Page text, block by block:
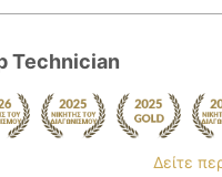
Technician
Δείτε